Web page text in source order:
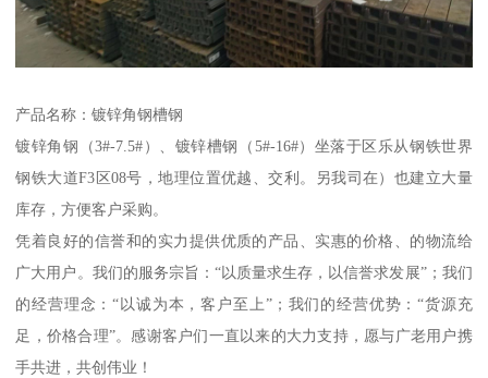
产品名称：镀锌角钢槽钢
镀锌角钢（3#-7.5#）、镀锌槽钢（5#-16#）坐落于区乐从钢铁世界
钢铁大道F3区08号，地理位置优越、交利。另我司在）也建立大量
库存，方便客户采购。
凭着良好的信誉和的实力提供优质的产品、实惠的价格、的物流给
广大用户。我们的服务宗旨：“以质量求生存，以信誉求发展”；我们
的经营理念：“以诚为本，客户至上”；我们的经营优势：“货源充
足，价格合理”。感谢客户们一直以来的大力支持，愿与广老用户携
手共进，共创伟业！